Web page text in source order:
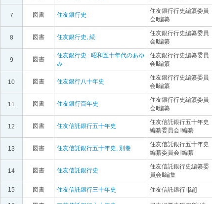
7 図書 住友銀行史
住友銀行行史編纂委員
会‖編纂
8 図書 住友銀行史, 続
住友銀行行史編纂委員
会‖編纂
9 図書
住友銀行史 : 昭和五十年代のあゆ
み
住友銀行行史編纂委員
会‖編纂
10 図書 住友銀行八十年史
住友銀行行史編纂委員
会‖編纂
11 図書 住友銀行百年史
住友銀行行史編纂委員
会‖編纂
12 図書 住友信託銀行五十年史
住友信託銀行五十年史
編纂委員会‖編纂
13 図書 住友信託銀行五十年史, 別巻
住友信託銀行五十年史
編纂委員会‖編纂
14 図書 住友信託銀行史
住友信託銀行史編纂委
員会‖編集
15 図書 住友信託銀行三十年史 住友信託銀行‖[編]